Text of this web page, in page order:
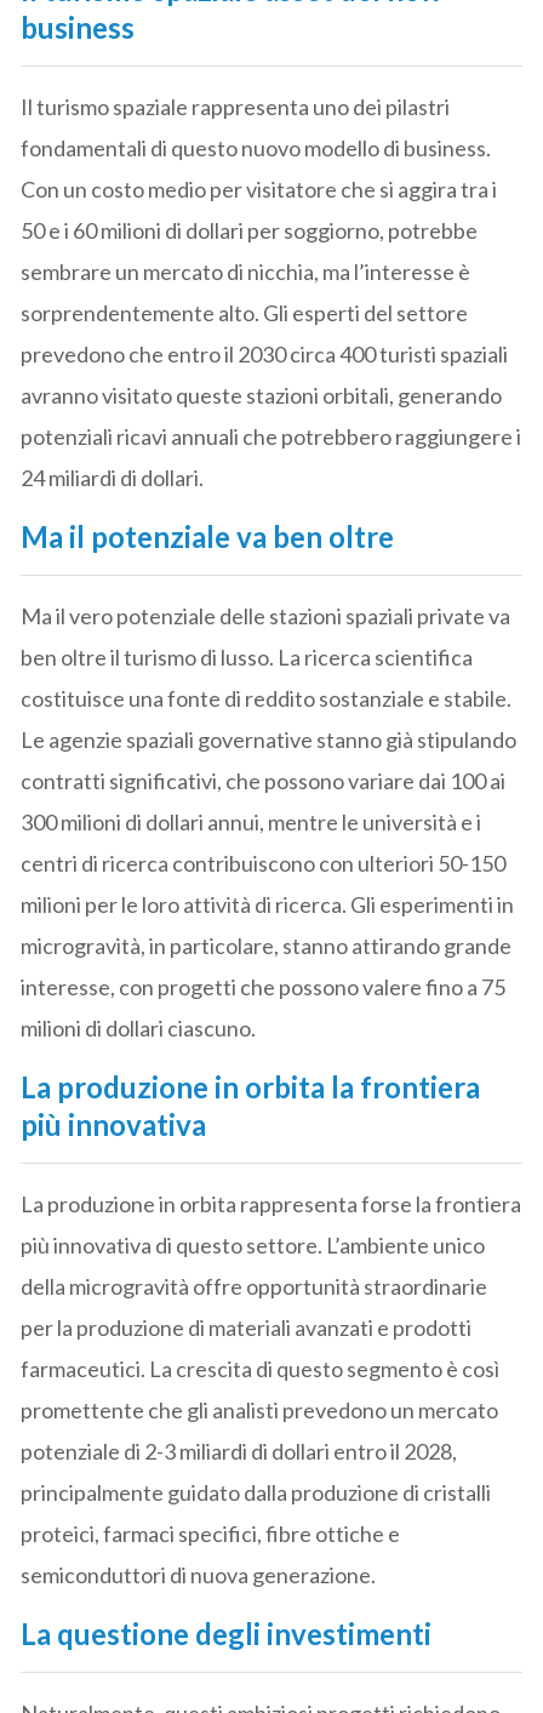
business
Il turismo spaziale rappresenta uno dei pilastri
fondamentali di questo nuovo modello di business.
Con un costo medio per visitatore che si aggira tra i
50 e i 60 milioni di dollari per soggiorno, potrebbe
sembrare un mercato di nicchia, ma l’interesse è
sorprendentemente alto. Gli esperti del settore
prevedono che entro il 2030 circa 400 turisti spaziali
avranno visitato queste stazioni orbitali, generando
potenziali ricavi annuali che potrebbero raggiungere i
24 miliardi di dollari.
Ma il potenziale va ben oltre
Ma il vero potenziale delle stazioni spaziali private va
ben oltre il turismo di lusso. La ricerca scientifica
costituisce una fonte di reddito sostanziale e stabile.
Le agenzie spaziali governative stanno già stipulando
contratti significativi, che possono variare dai 100 ai
300 milioni di dollari annui, mentre le università e i
centri di ricerca contribuiscono con ulteriori 50-150
milioni per le loro attività di ricerca. Gli esperimenti in
microgravità, in particolare, stanno attirando grande
interesse, con progetti che possono valere fino a 75
milioni di dollari ciascuno.
La produzione in orbita la frontiera
più innovativa
La produzione in orbita rappresenta forse la frontiera
più innovativa di questo settore. L’ambiente unico
della microgravità offre opportunità straordinarie
per la produzione di materiali avanzati e prodotti
farmaceutici. La crescita di questo segmento è così
promettente che gli analisti prevedono un mercato
potenziale di 2-3 miliardi di dollari entro il 2028,
principalmente guidato dalla produzione di cristalli
proteici, farmaci specifici, fibre ottiche e
semiconduttori di nuova generazione.
La questione degli investimenti